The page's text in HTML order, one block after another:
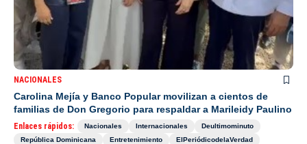
NACIONALES
Carolina Mejía y Banco Popular movilizan a cientos de
familias de Don Gregorio para respaldar a Marileidy Paulino
Enlaces rápidos: Nacionales Internacionales
Deultimominuto
República Dominicana
Entretenimiento
ElPeriódicodelaVerdad